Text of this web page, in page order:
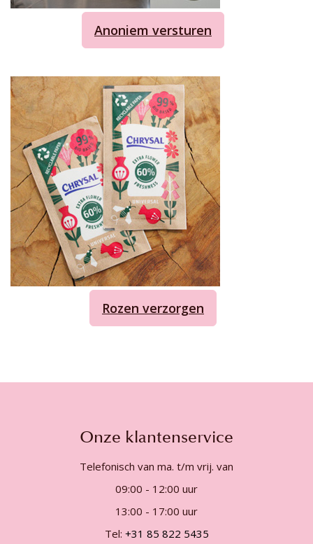
Anoniem versturen
Rozen verzorgen
Onze klantenservice
Telefonisch van ma. t/m vrij. van
09:00 - 12:00 uur
13:00 - 17:00 uur
Tel: +31 85 822 5435